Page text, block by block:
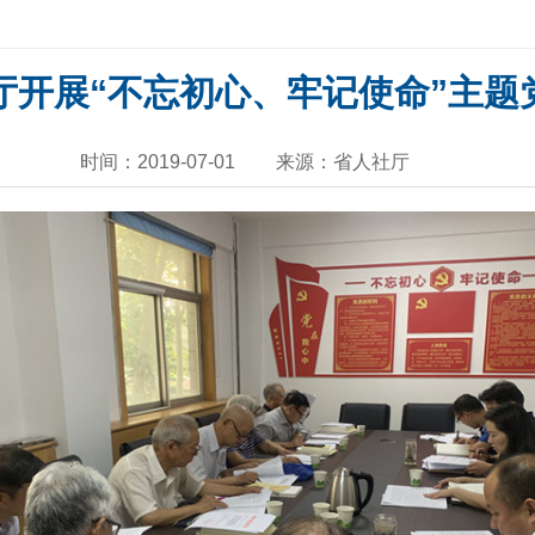
开展“不忘初心、牢记使命”主题
时间：2019-07-01 来源：省人社厅